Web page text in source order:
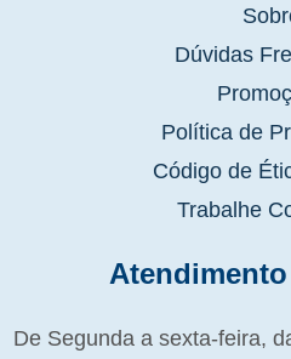
Dúvidas
Política de
Código de
Trabalhe
De Segunda a sexta-feira,